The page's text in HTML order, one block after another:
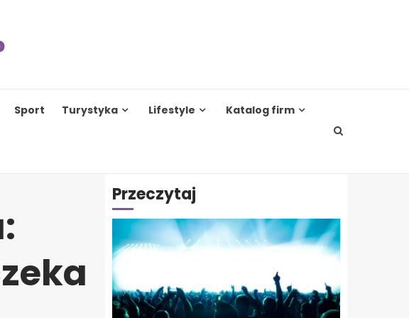
Sport Turystyka Lifestyle Katalog firm
Przeczytaj